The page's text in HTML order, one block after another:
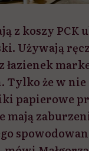
z koszy PCK
Używają
łazienek
Tylko że w
papierowe
mają